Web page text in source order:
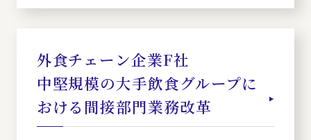
外食チェーン企業F社
中堅規模の大手飲食グループに
おける間接部門業務改革